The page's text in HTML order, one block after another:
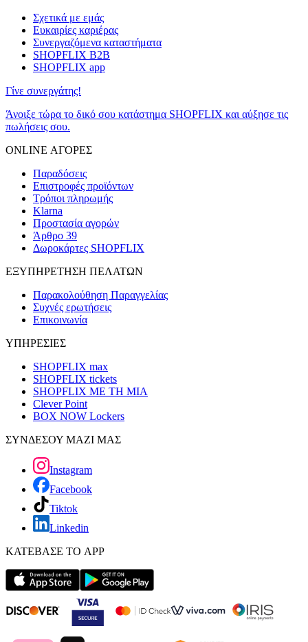
Σχετικά με εμάς
Ευκαιρίες καριέρας
Συνεργαζόμενα καταστήματα
SHOPFLIX B2B
SHOPFLIX app
Γίνε συνεργάτης!
Άνοιξε τώρα το δικό σου κατάστημα SHOPFLIX και αύξησε τις
πωλήσεις σου.
ONLINE ΑΓΟΡΕΣ
Παραδόσεις
Επιστροφές προϊόντων
Τρόποι πληρωμής
Klarna
Προστασία αγορών
Άρθρο 39
Δωροκάρτες SHOPFLIX
ΕΞΥΠΗΡΕΤΗΣΗ ΠΕΛΑΤΩΝ
Παρακολούθηση Παραγγελίας
Συχνές ερωτήσεις
Επικοινωνία
ΥΠΗΡΕΣΙΕΣ
SHOPFLIX max
SHOPFLIX tickets
SHOPFLIX ΜΕ ΤΗ ΜΙΑ
Clever Point
BOX NOW Lockers
ΣΥΝΔΕΣΟΥ ΜΑΖΙ ΜΑΣ
Instagram
Facebook
Tiktok
Linkedin
ΚΑΤΕΒΑΣΕ ΤΟ APP